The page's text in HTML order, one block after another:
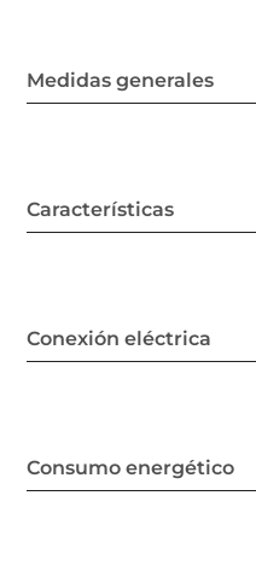
Medidas generales
Características
Conexión eléctrica
Consumo energético